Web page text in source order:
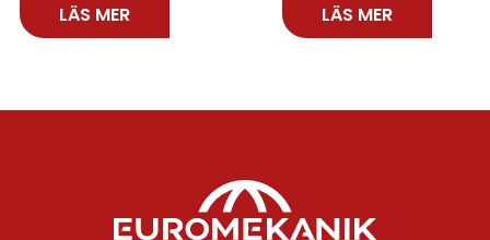
LÄS MER LÄS MER